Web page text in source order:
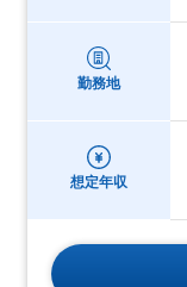
勤務地
想定年収